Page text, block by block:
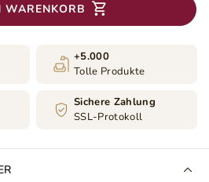
WARENKORB
+5.000
Tolle Produkte
Sichere Zahlung
SSL-Protokoll